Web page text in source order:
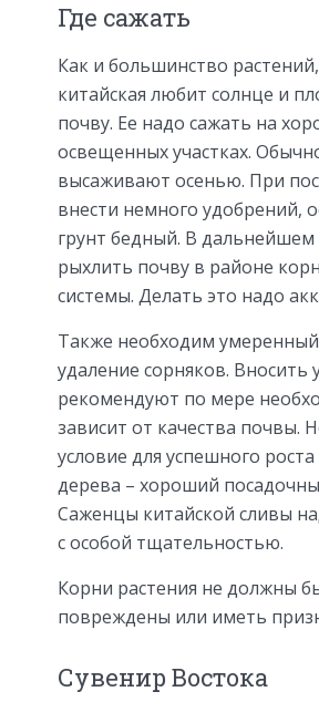
Где сажать
Как и большинство
китайская любит солнце и
почву. Ее надо сажать на
освещенных участках.
высаживают осенью. При
внести немного удобрений,
грунт бедный. В
рыхлить почву в районе
системы. Делать это надо
Также необходим
удаление сорняков. Вносить
рекомендуют по мере
зависит от качества почвы.
условие для успешного
дерева – хороший
Саженцы китайской сливы
с особой тщательностью.
Корни растения не должны
повреждены или иметь
Сувенир Востока